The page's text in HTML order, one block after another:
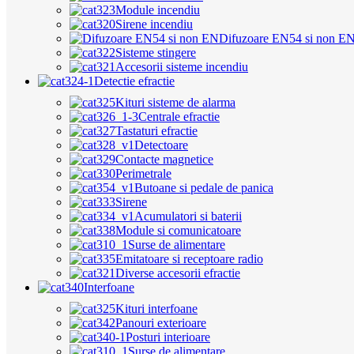
Module incendiu
Sirene incendiu
Difuzoare EN54 si non
Sisteme stingere
Accesorii sisteme incendiu
Detectie efractie
Kituri sisteme de alarma
Centrale efractie
Tastaturi efractie
Detectoare
Contacte magnetice
Perimetrale
Butoane si pedale de panica
Sirene
Acumulatori si baterii
Module si comunicatoare
Surse de alimentare
Emitatoare si receptoare radio
Diverse accesorii efractie
Interfoane
Kituri interfoane
Panouri exterioare
Posturi interioare
Surse de alimentare